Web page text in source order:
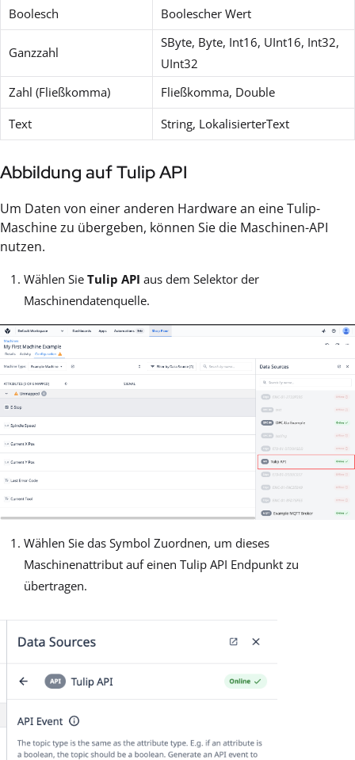
Boolesch Boolescher Wert
Ganzzahl
SByte, Byte, Int16, UInt16, Int32,
UInt32
Zahl (Fließkomma)
Fließkomma, Double
Text
String, LokalisierterText
Abbildung auf Tulip API
Um Daten von einer anderen Hardware an eine Tulip-
Maschine zu übergeben, können Sie die Maschinen-API
nutzen.
Wählen Sie Tulip API aus dem Selektor der
Maschinendatenquelle.
Wählen Sie das Symbol Zuordnen, um dieses
Maschinenattribut auf einen Tulip API Endpunkt zu
übertragen.